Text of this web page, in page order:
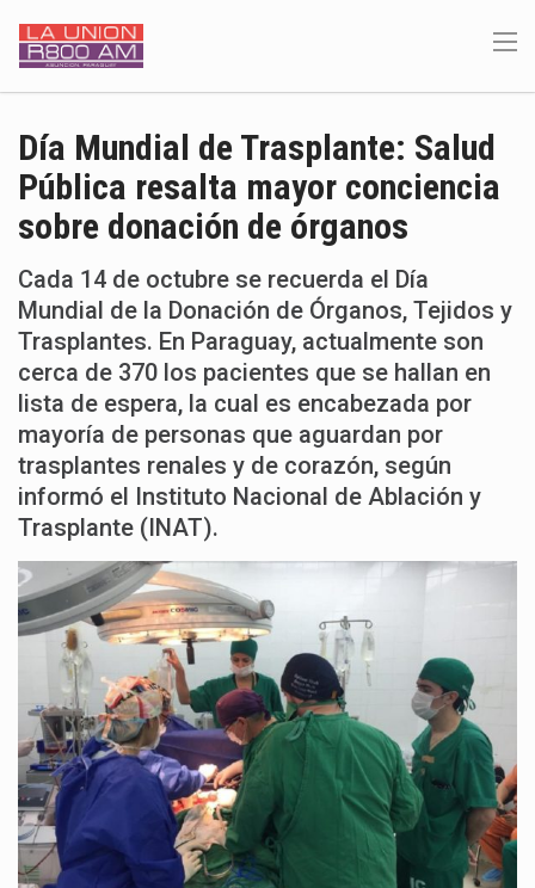
Día Mundial de Trasplante: Salud
Pública resalta mayor conciencia
sobre donación de órganos
Cada 14 de octubre se recuerda el Día
Mundial de la Donación de Órganos, Tejidos y
Trasplantes. En Paraguay, actualmente son
cerca de 370 los pacientes que se hallan en
lista de espera, la cual es encabezada por
mayoría de personas que aguardan por
trasplantes renales y de corazón, según
informó el Instituto Nacional de Ablación y
Trasplante (INAT).